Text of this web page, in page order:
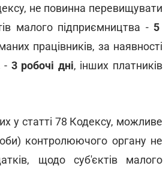
не повинна перевищувати
малого підприємництва - 5
працівників, за наявності
- 3 робочі дні, інших платників
у статті 78 Кодексу, можливе
контролюючого органу не
щодо суб'єктів малого